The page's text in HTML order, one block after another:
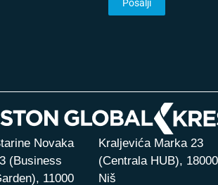
Novaka
(Business
11000
Kraljevića Marka 23
(Centrala HUB), 18000
Niš